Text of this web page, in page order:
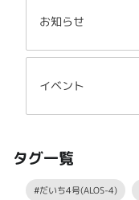
お知らせ
イベント
タグ一覧
#だいち4号(ALOS-4)